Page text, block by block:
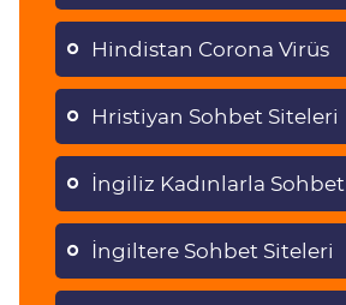
Hindistan Corona Virüs
Hristiyan Sohbet Siteleri
İngiliz Kadınlarla Sohbet
İngiltere Sohbet Siteleri